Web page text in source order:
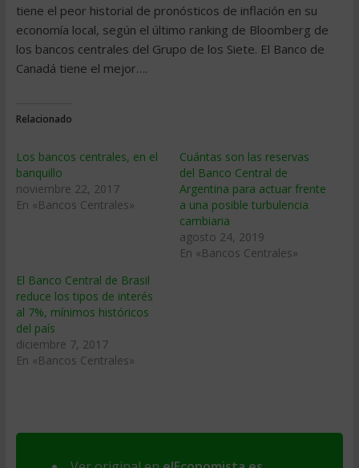
tiene el peor historial de pronósticos de inflación en su
economía local, según el último ranking de Bloomberg de
los bancos centrales del Grupo de los Siete. El Banco de
Canadá tiene el mejor….
Relacionado
Los bancos centrales, en el
banquillo
noviembre 22, 2017
En «Bancos Centrales»
Cuántas son las reservas
del Banco Central de
Argentina para actuar frente
a una posible turbulencia
cambiaria
agosto 24, 2019
En «Bancos Centrales»
El Banco Central de Brasil
reduce los tipos de interés
al 7%, mínimos históricos
del país
diciembre 7, 2017
En «Bancos Centrales»